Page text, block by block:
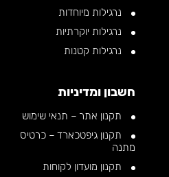
נרגילות מיוחדות
נרגילות יוקרתיות
נרגילות קטנות
חשבון ומדיניות
תקנון אתר – תנאי שימוש
תקנון גיפטכארד – כרטיס
מתנה
תקנון מועדון לקוחות